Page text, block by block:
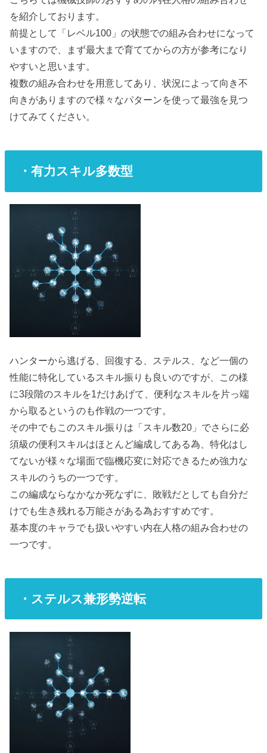
を紹介しております。
前提として「レベル100」の状態での組み合わせになって
いますので、まず最大まで育ててからの方が参考になり
やすいと思います。
複数の組み合わせを用意してあり、状況によって向き不
向きがありますので様々なパターンを使って最強を見つ
けてみてください。
・有力スキル多数型
ハンターから逃げる、回復する、ステルス、など一個の
性能に特化しているスキル振りも良いのですが、この様
に3段階のスキルを1だけあげて、便利なスキルを片っ端
から取るというのも作戦の一つです。
その中でもこのスキル振りは「スキル数20」でさらに必
須級の便利スキルはほとんど編成してある為、特化はし
てないが様々な場面で臨機応変に対応できるため強力な
スキルのうちの一つです。
この編成ならなかなか死なずに、敗戦だとしても自分だ
けでも生き残れる万能さがある為おすすめです。
基本度のキャラでも扱いやすい内在人格の組み合わせの
一つです。
・ステルス兼形勢逆転